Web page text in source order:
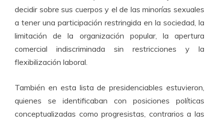
decidir sobre sus cuerpos y el de las minorías sexuales
a tener una participación restringida en la sociedad, la
limitación de la organización popular, la apertura
comercial indiscriminada sin restricciones y la
flexibilización laboral.
También en esta lista de presidenciables estuvieron,
quienes se identificaban con posiciones políticas
conceptualizadas como progresistas, contrarios a las